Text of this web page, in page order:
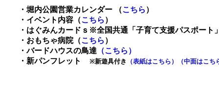
・堀内公園営業カレンダー （こちら ）
・イベント内容（こちら ）
・はぐみんカードｓ※全国共通「子育て支援パスポート
・おもちゃ病院（こちら ）
・バードハウスの鳥達 （こちら）
・新パンフレット
※新遊具付き （表紙はこちら） （中面はこち